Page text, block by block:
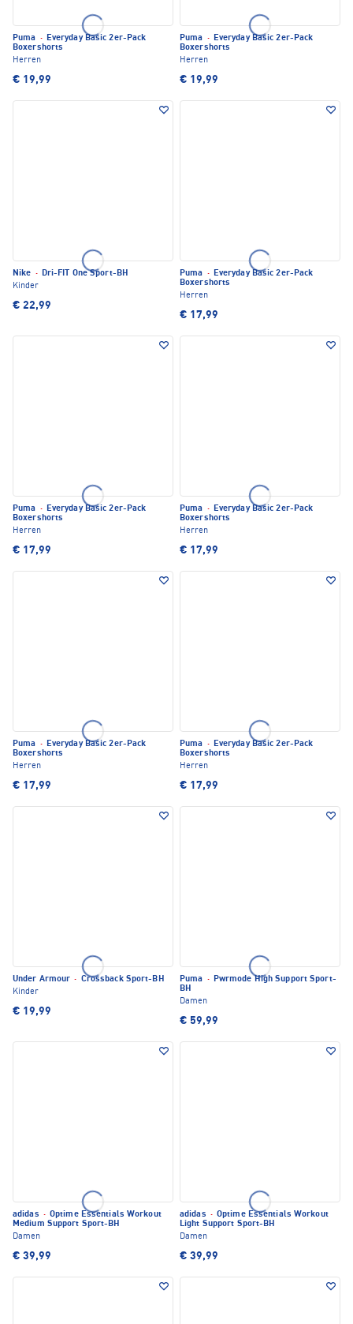
Puma · Everyday Basic 2er-Pack
Boxershorts
Herren
€ 19,99
Puma · Everyday Basic 2er-Pack
Boxershorts
Herren
€ 19,99
Nike · Dri-FIT One Sport-BH
Kinder
€ 22,99
Puma · Everyday Basic 2er-Pack
Boxershorts
Herren
€ 17,99
Puma · Everyday Basic 2er-Pack
Boxershorts
Herren
€ 17,99
Puma · Everyday Basic 2er-Pack
Boxershorts
Herren
€ 17,99
Puma · Everyday Basic 2er-Pack
Boxershorts
Herren
€ 17,99
Puma · Everyday Basic 2er-Pack
Boxershorts
Herren
€ 17,99
Under Armour · Crossback Sport-BH
Kinder
€ 19,99
Puma · Pwrmode High Support Sport-
BH
Damen
€ 59,99
adidas · Optime Essentials Workout
Medium Support Sport-BH
Damen
€ 39,99
adidas · Optime Essentials Workout
Light Support Sport-BH
Damen
€ 39,99